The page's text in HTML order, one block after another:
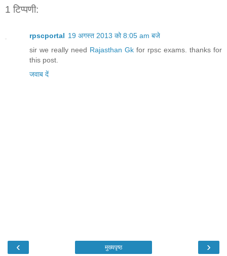
1 टिप्पणी:
rpscportal 19 अगस्त 2013 को 8:05 am बजे
sir we really need Rajasthan Gk for rpsc exams. thanks for
this post.
जवाब दें
‹ ›
मुख्यपृष्ठ